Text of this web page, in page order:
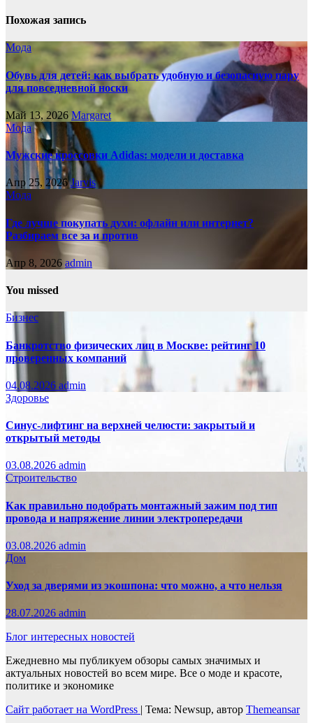
Похожая запись
Мода
Обувь для детей: как выбрать удобную и безопасную пару
для повседневной носки
Май 13, 2026 Margaret
Мода
Мужские кроссовки Adidas: модели и доставка
Апр 25, 2026Jarvis
Мода
Где лучше покупать духи: офлайн или интернет?
Разбираем все за и против
Апр 8, 2026 admin
You missed
Бизнес
Банкротство физических лиц в Москве: рейтинг 10
проверенных компаний
04.08.2026 admin
Здоровье
Синус-лифтинг на верхней челюсти: закрытый и
открытый методы
03.08.2026 admin
Строительство
Как правильно подобрать монтажный зажим под тип
провода и напряжение линии электропередачи
03.08.2026 admin
Дом
Уход за дверями из экошпона: что можно, а что нельзя
28.07.2026 admin
Блог интересных новостей
Ежедневно мы публикуем обзоры самых значимых и
актуальных новостей во всем мире. Все о моде и красоте,
политике и экономике
Сайт работает на WordPress
Тема: Newsup, автор Themeansar